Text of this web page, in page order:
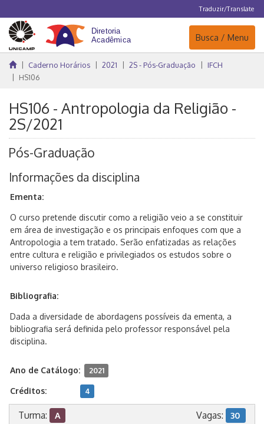
Traduzir/Translate
Navegação
Busca / Menu
Caderno Horários 2021 2S - Pós-Graduação
IFCH
HS106
HS106 - Antropologia da Religião -
2S/2021
Pós-Graduação
Informações da disciplina
Ementa:
O curso pretende discutir como a religião veio a se constituir
em área de investigação e os principais enfoques com que a
Antropologia a tem tratado. Serão enfatizadas as relações
entre cultura e religião e privilegiados os estudos sobre o
universo religioso brasileiro.
Bibliografia:
Dada a diversidade de abordagens possíveis da ementa, a
bibliografia será definida pelo professor responsável pela
disciplina.
Ano de Catálogo: 2021
Créditos: 4
Turma: A Vagas: 30